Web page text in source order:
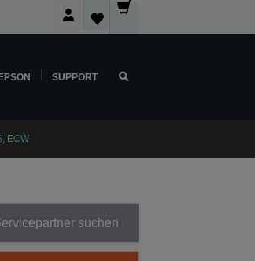
SUPPORT
ECW
suchen